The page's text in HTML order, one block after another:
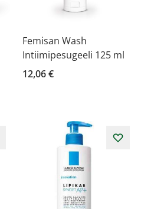
Femisan Wash
Intiimipesugeeli 125 ml
12,06 €